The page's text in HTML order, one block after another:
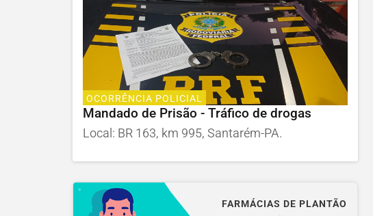
OCORRÊNCIA POLICIAL
Mandado de Prisão - Tráfico de drogas
Local: BR 163, km 995, Santarém-PA.
FARMÁCIAS DE PLANTÃO